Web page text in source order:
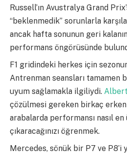
Russell’ın Avustralya Grand
“beklenmedik” sorunlarla
ancak hafta sonunun geri
performans öngörüsünde
F1 gridindeki herkes için
Antrenman seansları tamamen
uyum sağlamakla ilgiliydi.
çözülmesi gereken birkaç erken
arabalarda performansı nasıl
çıkaracağınızı öğrenmek.
Mercedes, sönük bir P7 ve